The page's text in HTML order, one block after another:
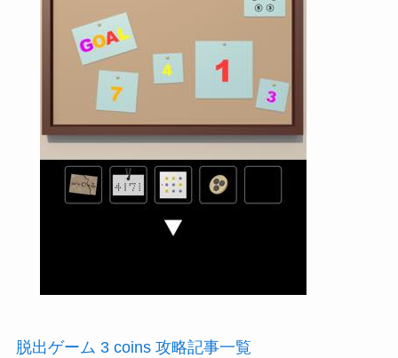
脱出ゲーム 3 coins 攻略記事一覧